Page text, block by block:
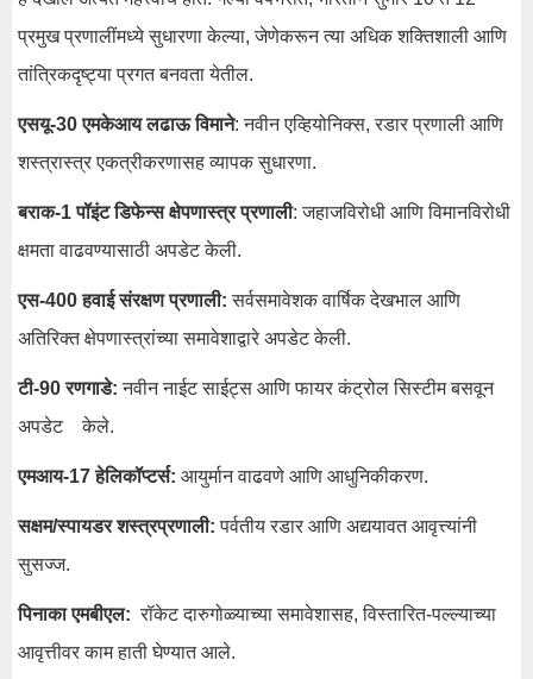
प्रमुख प्रणालींमध्ये सुधारणा केल्या, जेणेकरून त्या अधिक शक्तिशाली आणि
तांत्रिकदृष्ट्या प्रगत बनवता येतील.
एसयू-30 एमकेआय लढाऊ विमाने: नवीन एव्हियोनिक्स, रडार प्रणाली आणि
शस्त्रास्त्र एकत्रीकरणासह व्यापक सुधारणा.
बराक-1 पॉइंट डिफेन्स क्षेपणास्त्र प्रणाली: जहाजविरोधी आणि विमानविरोधी
क्षमता वाढवण्यासाठी अपडेट केली.
एस-400 हवाई संरक्षण प्रणाली: सर्वसमावेशक वार्षिक देखभाल आणि
अतिरिक्त क्षेपणास्त्रांच्या समावेशाद्वारे अपडेट केली.
टी-90 रणगाडे: नवीन नाईट साईट्स आणि फायर कंट्रोल सिस्टीम बसवून
अपडेट केले.
एमआय-17 हेलिकॉप्टर्स: आयुर्मान वाढवणे आणि आधुनिकीकरण.
सक्षम/स्पायडर शस्त्रप्रणाली: पर्वतीय रडार आणि अद्ययावत आवृत्त्यांनी
सुसज्ज.
पिनाका एमबीएल: रॉकेट दारुगोळ्याच्या समावेशासह, विस्तारित-पल्ल्याच्या
आवृत्तीवर काम हाती घेण्यात आले.